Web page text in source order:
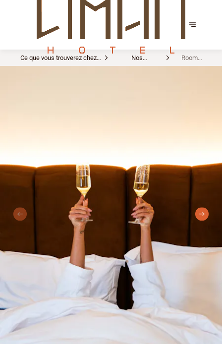
Ce que vous trouverez chez
nous
Nos
aménagements
Room
Service